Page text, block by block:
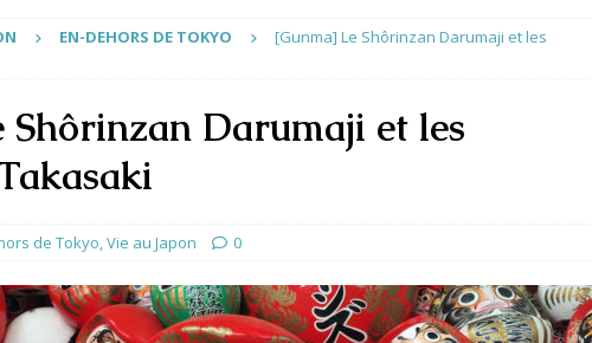
EN-DEHORS DE TOKYO
[Gunma] Le Shôrinzan Darumaji et les
Shôrinzan Darumaji et les
de Tokyo,Vie au Japon 0